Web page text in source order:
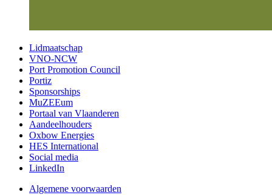
Lidmaatschap
VNO-NCW
Port Promotion Council
Portiz
Sponsorships
MuZEEum
Portaal van Vlaanderen
Aandeelhouders
Oxbow Energies
HES International
Social media
LinkedIn
Algemene voorwaarden